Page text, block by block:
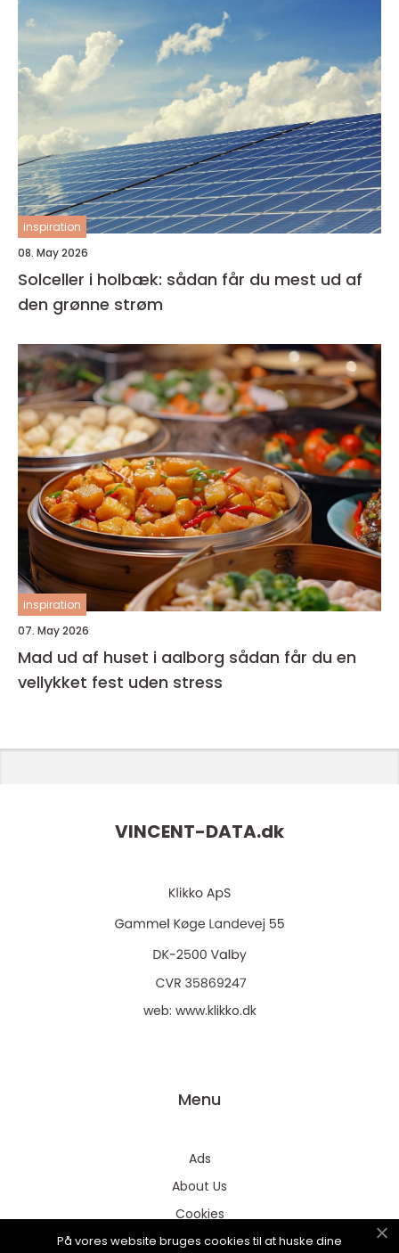
inspiration
08. May 2026
Solceller i holbæk: sådan får du mest ud af
den grønne strøm
inspiration
07. May 2026
Mad ud af huset i aalborg sådan får du en
vellykket fest uden stress
VINCENT-DATA.dk
web: www.klikko.dk
Menu
Ads
About Us
Cookies
Contact
På vores website bruges cookies til at huske dine